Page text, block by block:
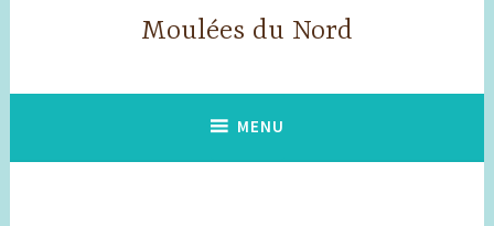
Moulées du Nord
MENU